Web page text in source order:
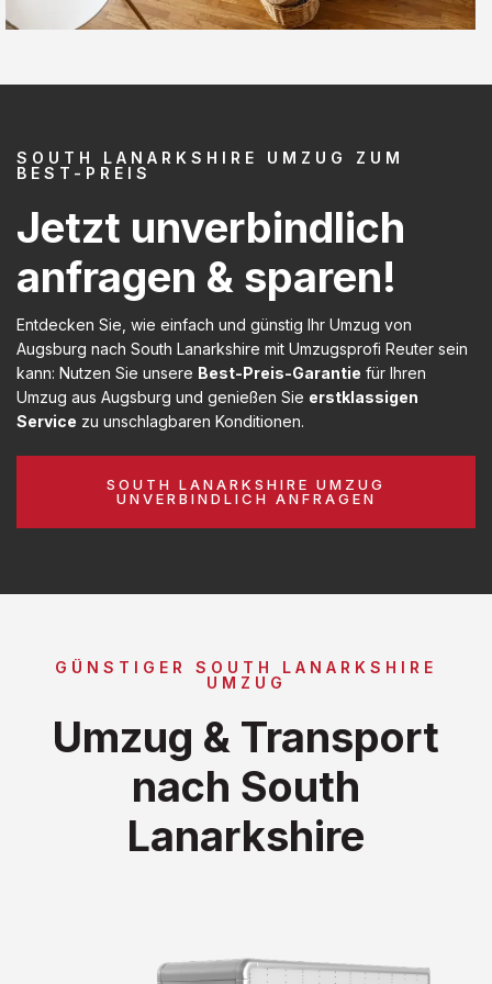
SOUTH LANARKSHIRE UMZUG ZUM
BEST-PREIS
Jetzt unverbindlich
anfragen & sparen!
Entdecken Sie, wie einfach und günstig Ihr Umzug von
Augsburg nach South Lanarkshire mit Umzugsprofi Reuter sein
kann: Nutzen Sie unsere Best-Preis-Garantie für Ihren
Umzug aus Augsburg und genießen Sie erstklassigen
Service zu unschlagbaren Konditionen.
SOUTH LANARKSHIRE UMZUG
UNVERBINDLICH ANFRAGEN
GÜNSTIGER SOUTH LANARKSHIRE
UMZUG
Umzug & Transport
nach South
Lanarkshire